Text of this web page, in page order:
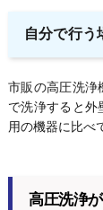
自分で行う
市販の高圧洗浄
で洗浄すると外
用の機器に比べ
高圧洗浄